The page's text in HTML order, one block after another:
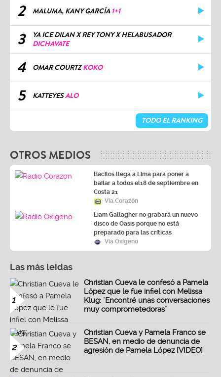
2 MALUMA, KANY GARCÍA 1+1
3
YA ICE DILAN X REY TONY X HELABUSADOR
DICHAVATE
4 OMAR COURTZKOKO
5 KATTEYESALO
TODO EL RANKING
OTROS MEDIOS
Bacilos llega a Lima para poner a
bailar a todos el18 de septiembre en
Costa 21
Vía Corazón
Liam Gallagher no grabará un nuevo
disco de Oasis porque no está
preparado para las críticas
Vía Oxígeno
Las más leidas
1
Christian Cueva le confesó a Pamela
López que le fue infiel con Melissa
Klug: "Encontré unas conversaciones
muy comprometedoras"
2
Christian Cueva y Pamela Franco se
BESAN, en medio de denuncia de
agresión de Pamela López [VIDEO]